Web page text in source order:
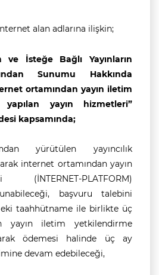
alan adlarına ilişkin;
ve İsteğe Bağlı Yayınların
Sunumu Hakkında
ortamından yayın iletim
yayın hizmetleri”
kapsamında;
yürütülen yayıncılık
internet ortamından yayın
PLATFORM)
başvuru talebini
taahhütname ile birlikte üç
yayın iletim yetkilendirme
ödemesi halinde üç ay
devam edebileceği,